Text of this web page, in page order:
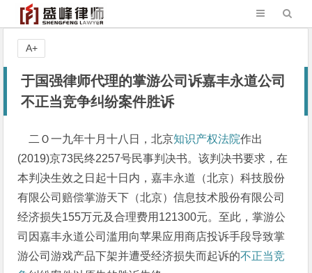
于国强律师代理的掌游公司诉嘉丰永道公司
不正当竞争纠纷案件胜诉
二Ｏ一九年十月十八日，北京知识产权法院作出
(2019)京73民终2257号民事判决书。该判决书要求，在
本判决生效之日起十日内，嘉丰永道（北京）科技股份
有限公司赔偿掌游天下（北京）信息技术股份有限公司
经济损失155万元及合理费用121300元。至此，掌游公
司因嘉丰永道公司滥用向苹果应用商店投诉手段导致掌
游公司游戏产品下架并遭受经济损失而起诉的不正当竞
A+